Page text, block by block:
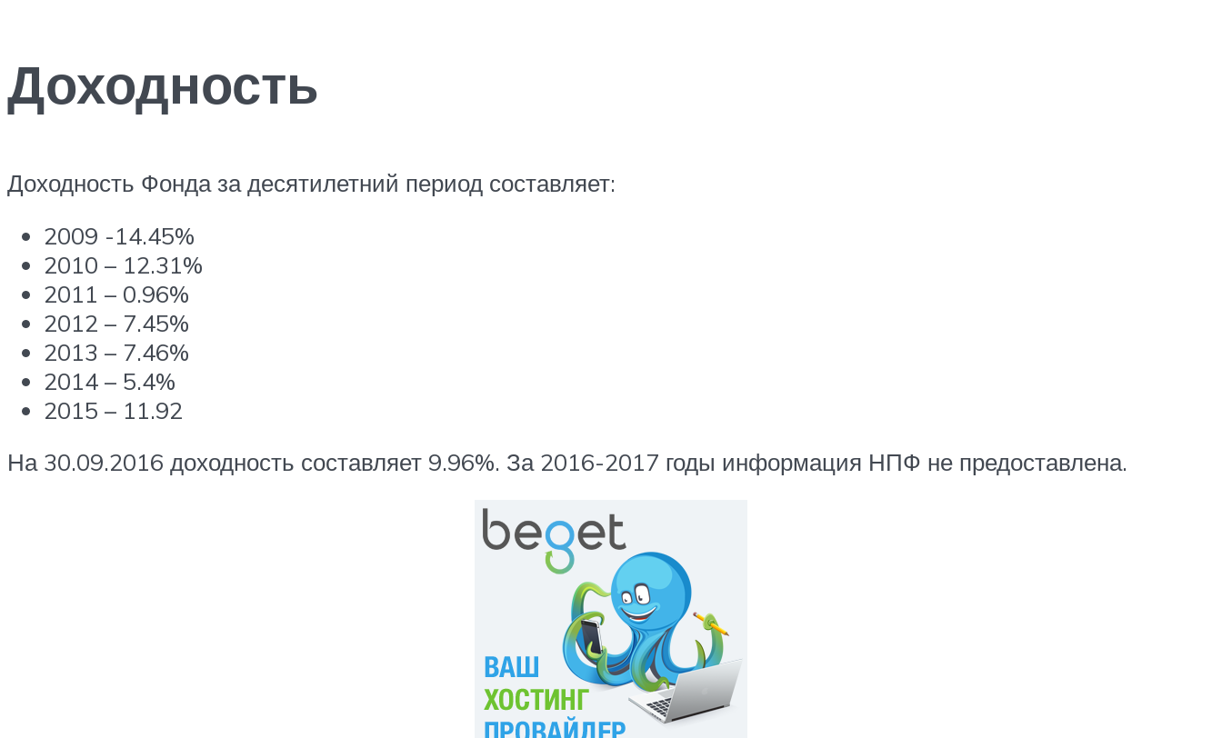
Доходность
Доходность Фонда за десятилетний период составляет:
2009 -14.45%
2010 – 12.31%
2011 – 0.96%
2012 – 7.45%
2013 – 7.46%
2014 – 5.4%
2015 – 11.92
На 30.09.2016 доходность составляет 9.96%. За 2016-2017 годы информация НПФ не предоставлена.